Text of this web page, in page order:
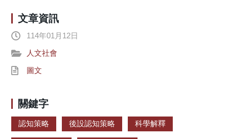
文章資訊
114年01月12日
人文社會
圖文
關鍵字
認知策略 後設認知策略 科學解釋